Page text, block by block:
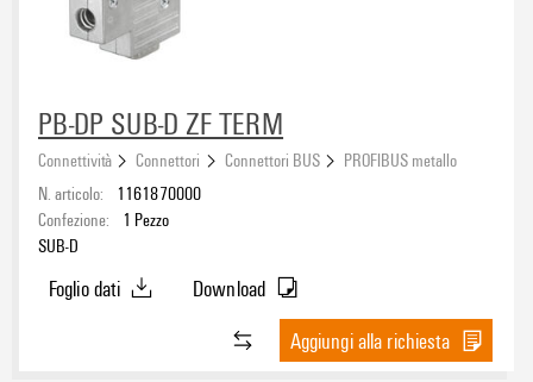
PB-DP SUB-D ZF TERM
Connettività Connettori Connettori BUS
PROFIBUS metallo
N. articolo:
1161870000
Confezione:
1 Pezzo
SUB-D
Foglio dati
Download
Aggiungi alla richiesta